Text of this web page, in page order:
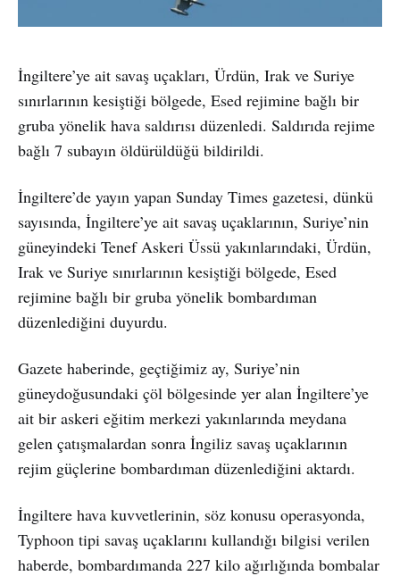
İngiltere’ye ait savaş uçakları, Ürdün, Irak ve Suriye
sınırlarının kesiştiği bölgede, Esed rejimine bağlı bir
gruba yönelik hava saldırısı düzenledi. Saldırıda rejime
bağlı 7 subayın öldürüldüğü bildirildi.
İngiltere’de yayın yapan Sunday Times gazetesi, dünkü
sayısında, İngiltere’ye ait savaş uçaklarının, Suriye’nin
güneyindeki Tenef Askeri Üssü yakınlarındaki, Ürdün,
Irak ve Suriye sınırlarının kesiştiği bölgede, Esed
rejimine bağlı bir gruba yönelik bombardıman
düzenlediğini duyurdu.
Gazete haberinde, geçtiğimiz ay, Suriye’nin
güneydoğusundaki çöl bölgesinde yer alan İngiltere’ye
ait bir askeri eğitim merkezi yakınlarında meydana
gelen çatışmalardan sonra İngiliz savaş uçaklarının
rejim güçlerine bombardıman düzenlediğini aktardı.
İngiltere hava kuvvetlerinin, söz konusu operasyonda,
Typhoon tipi savaş uçaklarını kullandığı bilgisi verilen
haberde, bombardımanda 227 kilo ağırlığında bombalar